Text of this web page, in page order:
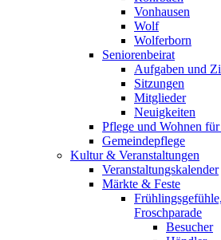
Vonhausen
Wolf
Wolferborn
Seniorenbeirat
Aufgaben und
Sitzungen
Mitglieder
Neuigkeiten
Pflege und Wohnen
Gemeindepflege
Kultur & Veranstaltungen
Veranstaltungskalender
Märkte & Feste
Froschparade
Besucher